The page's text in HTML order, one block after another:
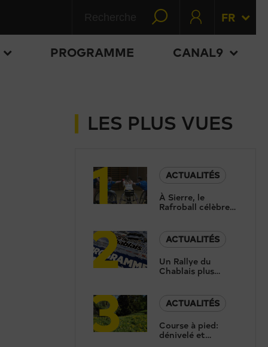
FR
PROGRAMME CANAL9
LES PLUS VUES
1
ACTUALITÉS
À Sierre, le
Rafroball célèbre
2
ACTUALITÉS
Un Rallye du
Chablais plus
ouvert que jamais
3
ACTUALITÉS
Course à pied:
dénivelé et